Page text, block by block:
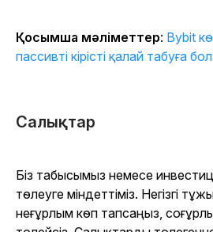
Қосымша мәліметтер: Bybit
пассивті кірісті қалай табуға
Салықтар
Біз табысымыз немесе
төлеуге міндеттіміз. Негізгі
неғұрлым көп тапсаңыз,